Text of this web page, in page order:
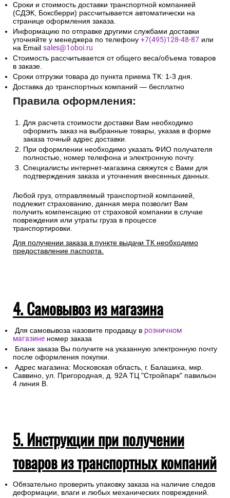
Сроки и стоимость доставки транспортной компанией
(СДЭК, Боксберри) рассчитывается автоматически на
странице оформления заказа.
Информацию по отправке другими службами доставки
уточняйте у менеджера по телефону +7(495)128-48-87 или
на Email sales@1oboi.ru
Стоимость рассчитывается от общего веса/объема товаров
в заказе.
Сроки отгрузки товара до пункта приема ТК: 1-3 дня.
Доставка до транспортных компаний — бесплатно
Правила оформления:
Для расчета стоимости доставки Вам необходимо
оформить заказ на выбранные товары, указав в форме
заказа точный адрес доставки.
При оформлении необходимо указать ФИО получателя
полностью, номер телефона и электронную почту.
Специалисты интернет-магазина свяжутся с Вами для
подтверждения заказа и уточнения внесенных данных.
Любой груз, отправляемый транспортной компанией,
подлежит страхованию, данная мера позволит Вам
получить компенсацию от страховой компании в случае
повреждения или утраты груза в процессе
транспортировки.
Для получении заказа в пункте выдачи ТК необходимо
предоставление паспорта.
4. Самовывоз из магазина
Для самовывоза назовите продавцу в розничном
магазине номер заказа
Бланк заказа Вы получите на указанную электронную почту
после оформления покупки.
Адрес магазина: Московская область, г. Балашиха, мкр.
Саввино, ул. Пригородная, д. 92А ТЦ "Стройпарк" павильон
4 линия В.
5. Инструкции при получении
товаров из транспортных компаний
Обязательно проверить упаковку заказа на наличие следов
деформации, влаги и любых механических повреждений.